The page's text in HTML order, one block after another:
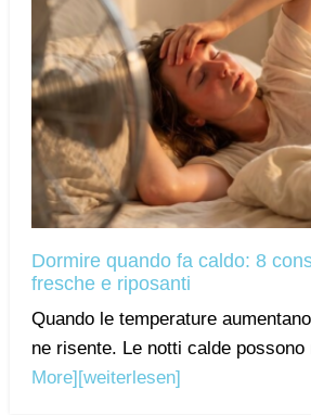
Dormire quando fa caldo: 8
fresche e riposanti
Quando le temperature
ne risente. Le notti calde possono
More][weiterlesen]